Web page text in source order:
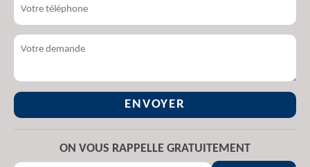
ON VOUS RAPPELLE GRATUITEMENT